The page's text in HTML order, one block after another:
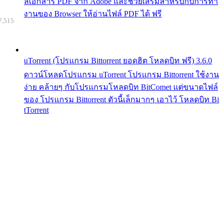
งานของ Browser ให้อ่านไฟล์ PDF ได้ ฟรี
uTorrent (โปรแกรม Bittorrent ยอดฮิต โหลดบิท ฟรี) 3.6.0
ดาวน์โหลดโปรแกรม uTorrent โปรแกรม Bittorrent ใช้งาน
ง่าย คล้ายๆ กับโปรแกรมโหลดบิท BitComet แต่ขนาดไฟล์
ของ โปรแกรม Bittorrent ตัวนี้เล็กมากๆ เอาไว้ โหลดบิท Bi
tTorrent